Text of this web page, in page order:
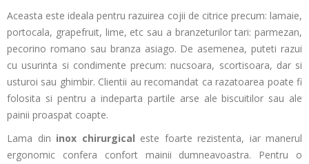
Aceasta este ideala pentru razuirea cojii de citrice precum: lamaie,
portocala, grapefruit, lime, etc sau a branzeturilor tari: parmezan,
pecorino romano sau branza asiago. De asemenea, puteti razui
cu usurinta si condimente precum: nucsoara, scortisoara, dar si
usturoi sau ghimbir. Clientii au recomandat ca razatoarea poate fi
folosita si pentru a indeparta partile arse ale biscuitilor sau ale
painii proaspat coapte.
Lama din inox chirurgical este foarte rezistenta, iar manerul
ergonomic confera confort mainii dumneavoastra. Pentru o